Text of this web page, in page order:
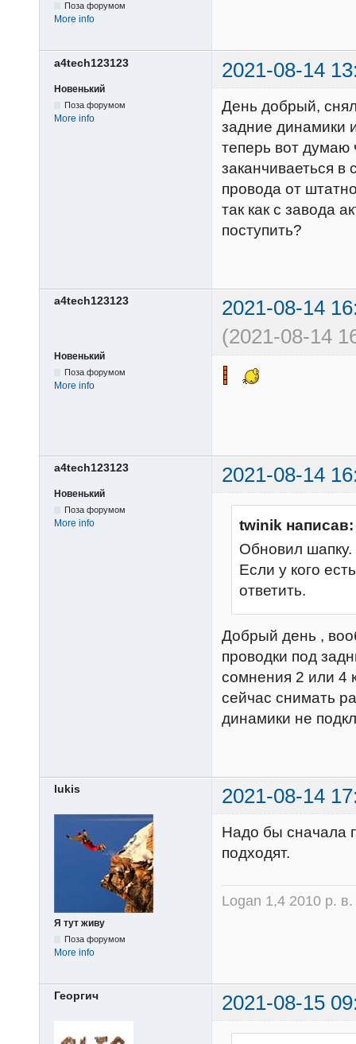
Поза форумом
More info
a4tech123123 2021-08-14
Новенький
Поза форумом
More info
День добрый,
задние динамики
теперь вот думаю
заканчиваеться в
провода от
так как с завода
поступить?
a4tech123123
2021-08-14
(2021-08-14
Новенький
Поза форумом
More info
a4tech123123 2021-08-14
Новенький
Поза форумом
More info
twinik написав:
Обновил шапку.
Если у кого
ответить.
Добрый день ,
проводки под
сомнения 2 или 4
сейчас снимать
динамики не
lukis 2021-08-14
Я тут живу
Поза форумом
More info
Надо бы сначала
подходят.
Logan 1,4 2010 р.
Георгич 2021-08-15